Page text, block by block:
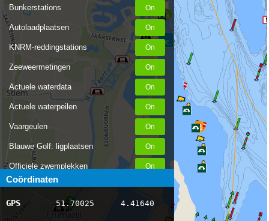
Bunkerstations
Autolaadplaatsen
KNRM-reddingstations
Zeeweermetingen
Actuele waterdata
Actuele waterpeilen
Vaargeulen
Blauwe Golf: ligplaatsen
Officiele zwemplekken
Stremmingen/hinder
AIS scheepsposities
Coördinaten
GPS 51.70025 4.41640